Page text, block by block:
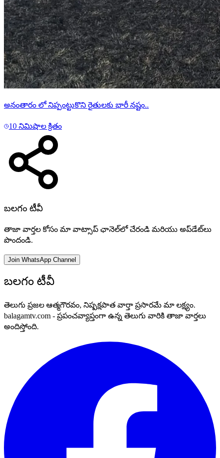
అనంతారం లో నిప్పంట్టుకొని రైతులకు భారీ నష్టం..
10 నిమిషాల క్రితం
బలగం టీవీ
తాజా వార్తల కోసం మా వాట్సాప్ ఛానెల్‌లో చేరండి మరియు అప్‌డేట్‌లు
పొందండి.
Join WhatsApp Channel
బలగం టీవీ
తెలుగు ప్రజల ఆత్మగౌరవం, నిష్పక్షపాత వార్తా ప్రసారమే మా లక్ష్యం.
balagamtv.com - ప్రపంచవ్యాప్తంగా ఉన్న తెలుగు వారికి తాజా వార్తలు
అందిస్తోంది.